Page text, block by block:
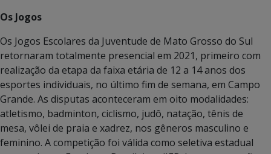
Os Jogos
Os Jogos Escolares da Juventude de Mato Grosso do Sul
retornaram totalmente presencial em 2021, primeiro com
realização da etapa da faixa etária de 12 a 14 anos dos
esportes individuais, no último fim de semana, em Campo
Grande. As disputas aconteceram em oito modalidades:
atletismo, badminton, ciclismo, judô, natação, tênis de
mesa, vôlei de praia e xadrez, nos gêneros masculino e
feminino. A competição foi válida como seletiva estadual